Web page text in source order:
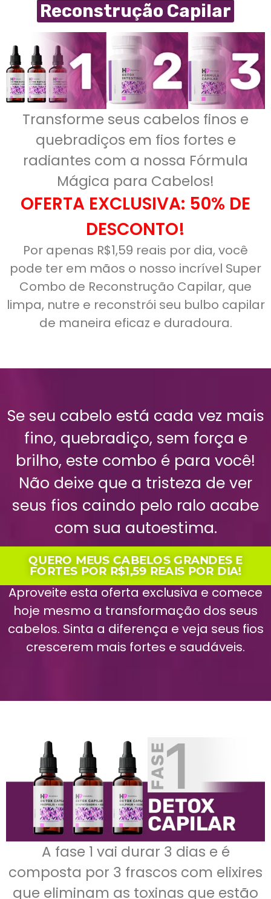
Reconstrução Capilar
Transforme seus cabelos finos e
quebradiços em fios fortes e
radiantes com a nossa Fórmula
Mágica para Cabelos!
OFERTA EXCLUSIVA: 50% DE
DESCONTO!
Por apenas R$1,59 reais por dia, você
pode ter em mãos o nosso incrível Super
Combo de Reconstrução Capilar, que
limpa, nutre e reconstrói seu bulbo capilar
de maneira eficaz e duradoura.
Se seu cabelo está cada vez mais
fino, quebradiço, sem força e
brilho, este combo é para você!
Não deixe que a tristeza de ver
seus fios caindo pelo ralo acabe
com sua autoestima.
QUERO MEUS CABELOS GRANDES E
FORTES POR R$1,59 REAIS POR DIA!
Aproveite esta oferta exclusiva e comece
hoje mesmo a transformação dos seus
cabelos. Sinta a diferença e veja seus fios
crescerem mais fortes e saudáveis.
A fase 1 vai durar 3 dias e é
composta por 3 frascos com elixires
que eliminam as toxinas que estão